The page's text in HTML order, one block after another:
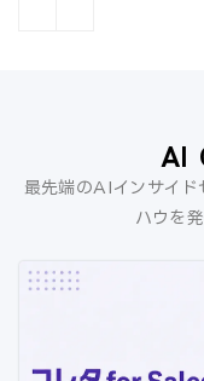
AI
最先端のAIインサイド
ハウを